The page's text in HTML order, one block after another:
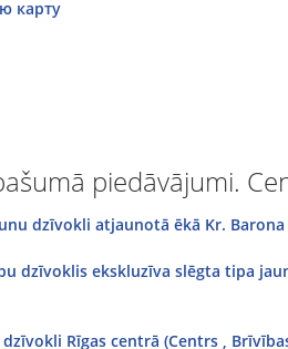
карту
piedāvājumi.
dzīvokli atjaunotā ēkā Kr. Barona
dzīvoklis ekskluzīva slēgta tipa
Rīgas centrā (Centrs ,